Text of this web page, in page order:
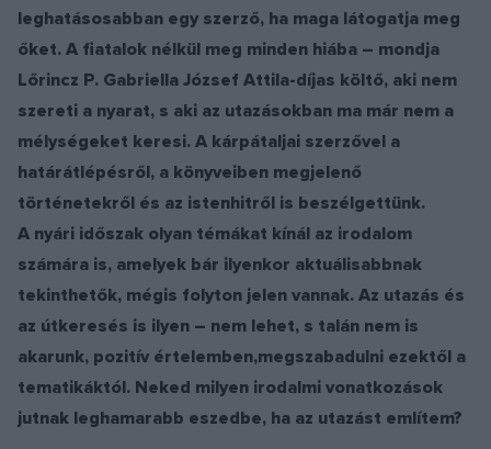
leghatásosabban egy szerző, ha maga látogatja meg
őket. A fiatalok nélkül meg minden hiába – mondja
Lőrincz P. Gabriella József Attila-díjas költő, aki nem
szereti a nyarat, s aki az utazásokban ma már nem a
mélységeket keresi. A kárpátaljai szerzővel a
határátlépésről, a könyveiben megjelenő
történetekről és az istenhitről is beszélgettünk.
A nyári időszak olyan témákat kínál az irodalom
számára is, amelyek bár ilyenkor aktuálisabbnak
tekinthetők, mégis folyton jelen vannak. Az utazás és
az útkeresés is ilyen – nem lehet, s talán nem is
akarunk, pozitív értelemben,megszabadulni ezektől a
tematikáktól. Neked milyen irodalmi vonatkozások
jutnak leghamarabb eszedbe, ha az utazást említem?